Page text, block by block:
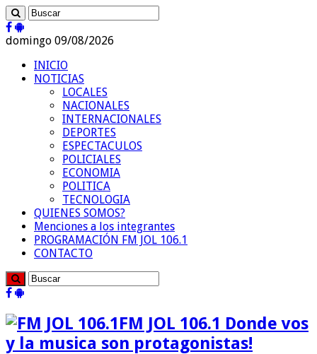
domingo 09/08/2026
INICIO
NOTICIAS
LOCALES
NACIONALES
INTERNACIONALES
DEPORTES
ESPECTACULOS
POLICIALES
ECONOMIA
POLITICA
TECNOLOGIA
QUIENES SOMOS?
Menciones a los integrantes
PROGRAMACIÓN FM JOL 106.1
CONTACTO
FM JOL 106.1 Donde vos
y la musica son protagonistas!